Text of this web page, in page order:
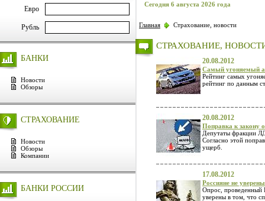
Евро
Рубль
БАНКИ
Новости
Обзоры
СТРАХОВАНИЕ
Новости
Обзоры
Компании
БАНКИ РОССИИ
Сегодня 6 августа 2026 года
Главная Страхование, новости
СТРАХОВАНИЕ,
20.08.2012
Самый угоняемый
Рейтинг самых
рейтинг по данным
20.08.2012
Поправка к закону
Депутаты фракции
Согласно этой
ущерб.
17.08.2012
Россияне не
Опрос, проведенный
уверены в том, что